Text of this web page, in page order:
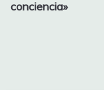
conciencia»